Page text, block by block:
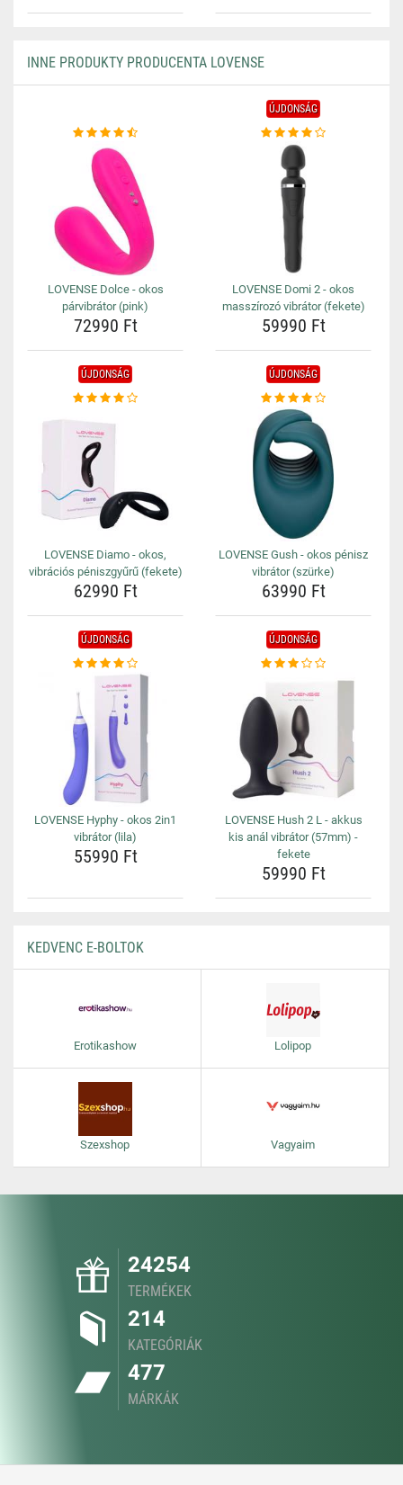
INNE PRODUKTY PRODUCENTA LOVENSE
LOVENSE Dolce - okos
párvibrátor (pink)
72990 Ft
ÚJDONSÁG
LOVENSE Domi 2 - okos
masszírozó vibrátor (fekete)
59990 Ft
ÚJDONSÁG
LOVENSE Diamo - okos,
vibrációs péniszgyűrű (fekete)
62990 Ft
ÚJDONSÁG
LOVENSE Gush - okos pénisz
vibrátor (szürke)
63990 Ft
ÚJDONSÁG
LOVENSE Hyphy - okos 2in1
vibrátor (lila)
55990 Ft
ÚJDONSÁG
LOVENSE Hush 2 L - akkus
kis anál vibrátor (57mm) -
fekete
59990 Ft
KEDVENC E-BOLTOK
Erotikashow Lolipop
Szexshop Vagyaim
24254
TERMÉKEK
214
KATEGÓRIÁK
477
MÁRKÁK